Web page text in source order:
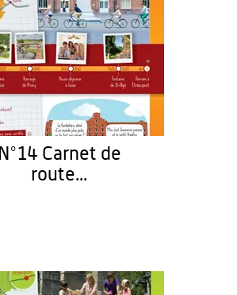
N°14 Carnet de
route...